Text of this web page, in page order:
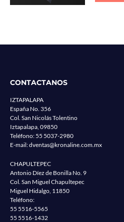
CONTACTANOS
IZTAPALAPA
España No. 356
Col. San Nicolás Tolentino
Iztapalapa, 09850
Teléfono: 55 5037-2980
E-mail:dventas@kronaline.com.mx
CHAPULTEPEC
Antonio Díez de Bonilla No. 9
Col. San Miguel Chapultepec
Miguel Hidalgo, 11850
Teléfono:
55 5516-5565
55 5516-1432